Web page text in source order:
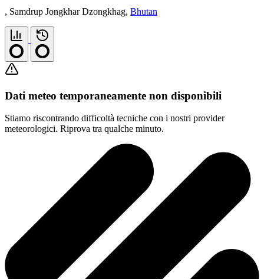
, Samdrup Jongkhar Dzongkhag, Bhutan
Dati meteo temporaneamente non disponibili
Stiamo riscontrando difficoltà tecniche con i nostri provider
meteorologici. Riprova tra qualche minuto.